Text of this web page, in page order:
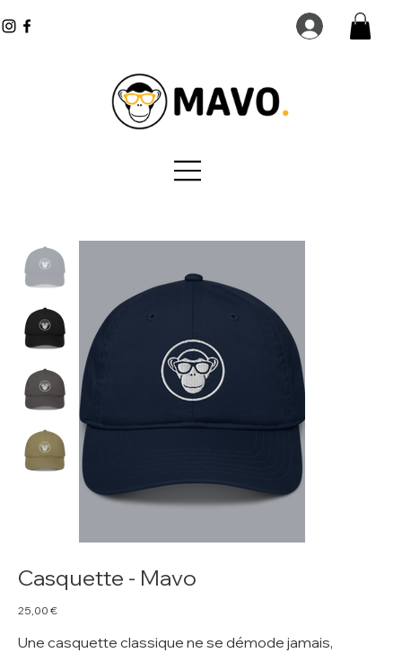
Casquette - Mavo
Prix
25,00 €
Une casquette classique ne se démode jamais,